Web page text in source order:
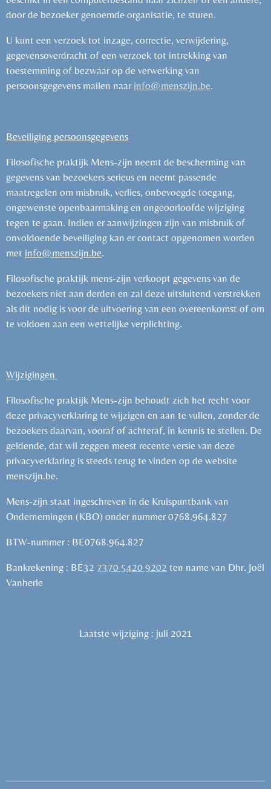
door de bezoeker genoemde organisatie, te sturen.
U kunt een verzoek tot inzage, correctie, verwijdering,
gegevensoverdracht of een verzoek tot intrekking van
toestemming of bezwaar op de verwerking van
persoonsgegevens mailen naar info@menszijn.be.
Beveiliging persoonsgegevens
Filosofische praktijk Mens-zijn neemt de bescherming van
gegevens van bezoekers serieus en neemt passende
maatregelen om misbruik, verlies, onbevoegde toegang,
ongewenste openbaarmaking en ongeoorloofde wijziging
tegen te gaan. Indien er aanwijzingen zijn van misbruik of
onvoldoende beveiliging kan er contact opgenomen worden
met info@menszijn.be.
Filosofische praktijk mens-zijn verkoopt gegevens van de
bezoekers niet aan derden en zal deze uitsluitend verstrekken
als dit nodig is voor de uitvoering van een overeenkomst of om
te voldoen aan een wettelijke verplichting.
Wijzigingen
Filosofische praktijk Mens-zijn behoudt zich het recht voor
deze privacyverklaring te wijzigen en aan te vullen, zonder de
bezoekers daarvan, vooraf of achteraf, in kennis te stellen. De
geldende, dat wil zeggen meest recente versie van deze
privacyverklaring is steeds terug te vinden op de website
menszijn.be.
Mens-zijn staat ingeschreven in de Kruispuntbank van
Ondernemingen (KBO) onder nummer 0768.964.827
BTW-nummer : BE0768.964.827
Bankrekening : BE32 7370 5420 9202 ten name van Dhr. Joël
Vanherle
Laatste wijziging : juli 2021